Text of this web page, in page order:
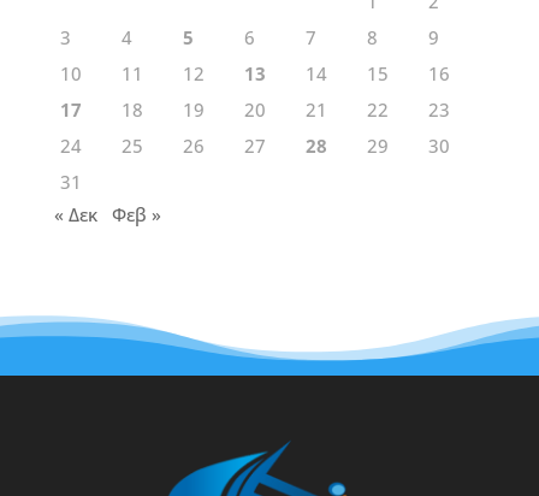
3
4 5 6 7 8
9
10
11 12 13 14 15
16
17
18 19 20 21 22
23
24
25 26 27 28 29
30
31
« Δεκ
Φεβ »